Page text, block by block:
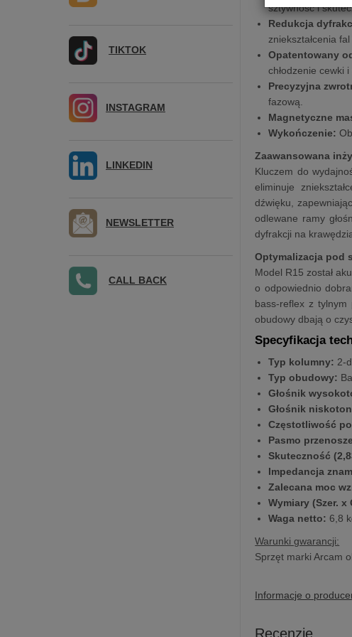
sztywność i
Redukcja
zniekształcenia
Opatentowany
chłodzenie cewki i
Precyzyjna
fazową.
Magnetyczne
Wykończenie:
Zaawansowana
Kluczem do
eliminuje
dźwięku,
odlewane ramy
dyfrakcji na
Optymalizacja pod
Model R15 został
o odpowiednio
bass-reflex z tylnym
obudowy dbają o
Specyfikacja
Typ kolumny: 2-
Typ obudowy:
Głośnik
Głośnik
Częstotliwość
Pasmo
Skuteczność
Impedancja
Zalecana moc
Wymiary (Szer. x
Waga netto: 6,8
Warunki gwarancji:
Sprzęt marki Arcam
Informacje o
Recenzje
TIKTOK
INSTAGRAM
LINKEDIN
NEWSLETTER
CALL BACK